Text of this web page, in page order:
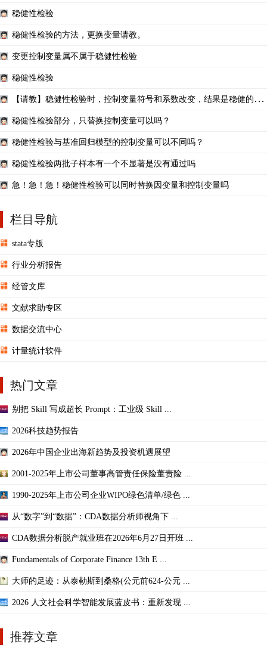
稳健性检验
稳健性检验的方法，更换变量请教。
变更控制变量属不属于稳健性检验
稳健性检验
【请教】稳健性检验时，控制变量符号和系数改变，结果是稳健的
稳健性检验部分，只替换控制变量可以吗？
稳健性检验与基准回归模型的控制变量可以不同吗？
稳健性检验两批子样本有一个不显著是没有通过吗
急！急！急！稳健性检验可以同时替换因变量和控制变量吗
栏目导航
stata专版
行业分析报告
经管文库
文献求助专区
数据交流中心
计量统计软件
热门文章
别把 Skill 写成超长 Prompt：工业级 Skill ...
2026科技趋势报告
2026年中国企业出海新趋势及投资机遇展望
2001-2025年上市公司董事高管责任保险董责险 ...
1990-2025年上市公司企业WIPO绿色清单/绿色 ...
从“数字”到“数据”：CDA数据分析师视角下 ...
CDA数据分析脱产就业班在2026年6月27日开班 ...
Fundamentals of Corporate Finance 13th E ...
大师的足迹：从泰勒斯到桑格(公元前624-公元 ...
2026 人文社会科学智能发展蓝皮书：重新发现 ...
推荐文章